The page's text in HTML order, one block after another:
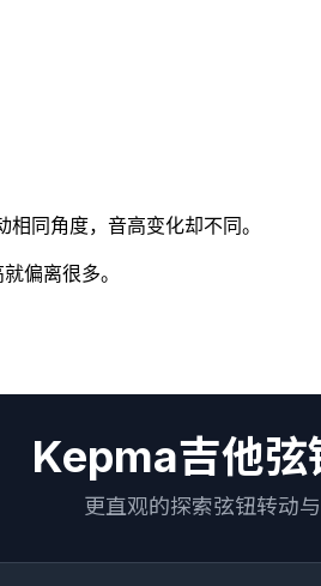
同角度，音高变化却不同。
偏离很多。